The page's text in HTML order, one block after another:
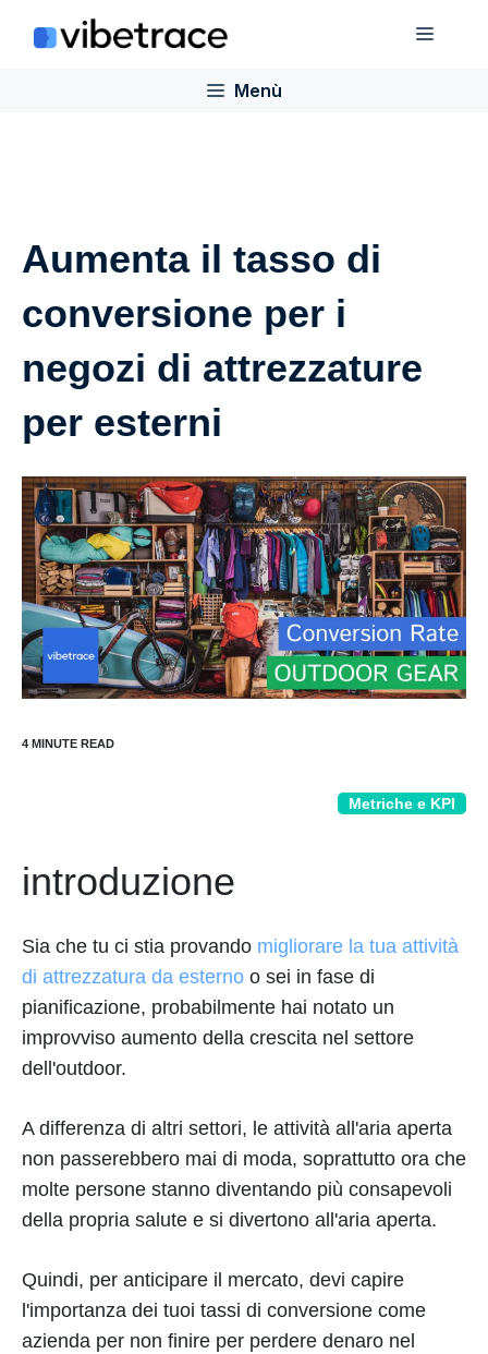
Menù
Menù
Aumenta il tasso di
conversione per i
negozi di attrezzature
per esterni
Metriche e KPI
introduzione
Sia che tu ci stia provando migliorare la tua attività
di attrezzatura da esterno o sei in fase di
pianificazione, probabilmente hai notato un
improvviso aumento della crescita nel settore
dell'outdoor.
A differenza di altri settori, le attività all'aria aperta
non passerebbero mai di moda, soprattutto ora che
molte persone stanno diventando più consapevoli
della propria salute e si divertono all'aria aperta.
Quindi, per anticipare il mercato, devi capire
l'importanza dei tuoi tassi di conversione come
azienda per non finire per perdere denaro nel